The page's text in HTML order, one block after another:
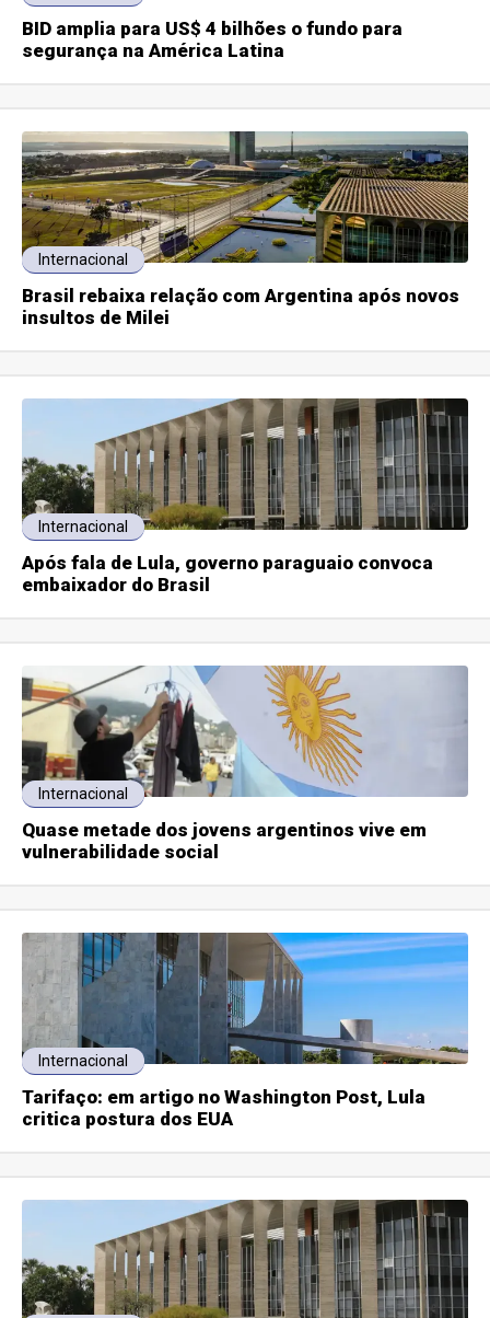
BID amplia para US$ 4 bilhões o fundo para
segurança na América Latina
Internacional
Brasil rebaixa relação com Argentina após novos
insultos de Milei
Internacional
Após fala de Lula, governo paraguaio convoca
embaixador do Brasil
Internacional
Quase metade dos jovens argentinos vive em
vulnerabilidade social
Internacional
Tarifaço: em artigo no Washington Post, Lula
critica postura dos EUA